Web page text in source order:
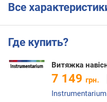
Все
Где купить?
Витяжка
7 149 грн.